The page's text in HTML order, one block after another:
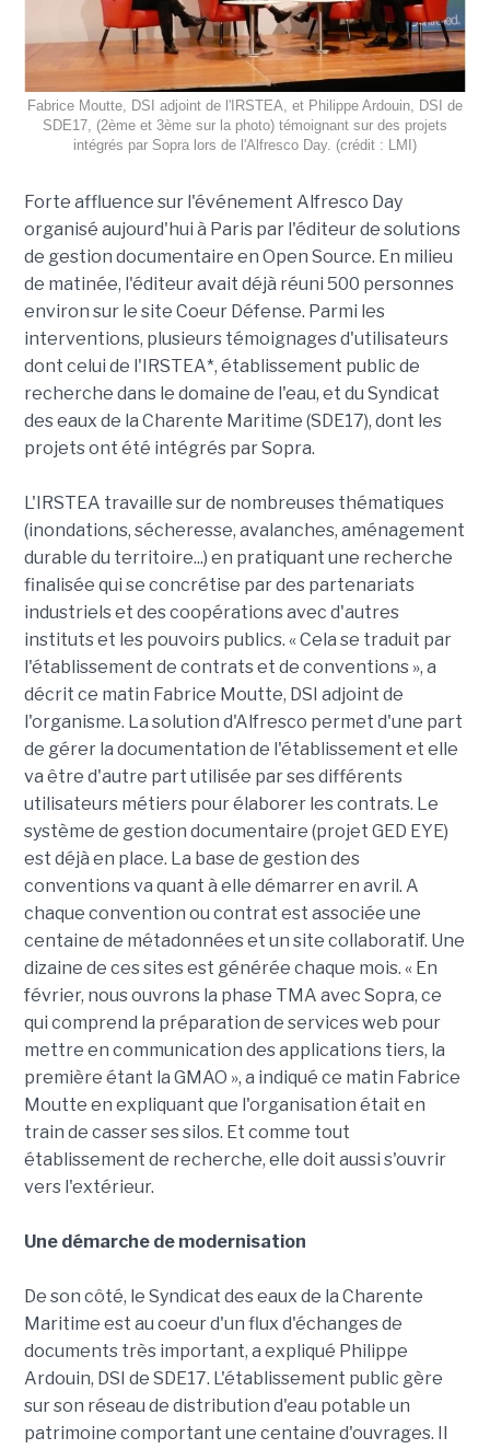
Fabrice Moutte, DSI adjoint de l'IRSTEA, et Philippe Ardouin, DSI de
SDE17, (2ème et 3ème sur la photo) témoignant sur des projets
intégrés par Sopra lors de l'Alfresco Day. (crédit : LMI)
Forte affluence sur l'événement Alfresco Day
organisé aujourd'hui à Paris par l'éditeur de solutions
de gestion documentaire en Open Source. En milieu
de matinée, l'éditeur avait déjà réuni 500 personnes
environ sur le site Coeur Défense. Parmi les
interventions, plusieurs témoignages d'utilisateurs
dont celui de l'IRSTEA*, établissement public de
recherche dans le domaine de l'eau, et du Syndicat
des eaux de la Charente Maritime (SDE17), dont les
projets ont été intégrés par Sopra.
L'IRSTEA travaille sur de nombreuses thématiques
(inondations, sécheresse, avalanches, aménagement
durable du territoire...) en pratiquant une recherche
finalisée qui se concrétise par des partenariats
industriels et des coopérations avec d'autres
instituts et les pouvoirs publics. « Cela se traduit par
l'établissement de contrats et de conventions », a
décrit ce matin Fabrice Moutte, DSI adjoint de
l'organisme. La solution d'Alfresco permet d'une part
de gérer la documentation de l'établissement et elle
va être d'autre part utilisée par ses différents
utilisateurs métiers pour élaborer les contrats. Le
système de gestion documentaire (projet GED EYE)
est déjà en place. La base de gestion des
conventions va quant à elle démarrer en avril. A
chaque convention ou contrat est associée une
centaine de métadonnées et un site collaboratif. Une
dizaine de ces sites est générée chaque mois. « En
février, nous ouvrons la phase TMA avec Sopra, ce
qui comprend la préparation de services web pour
mettre en communication des applications tiers, la
première étant la GMAO », a indiqué ce matin Fabrice
Moutte en expliquant que l'organisation était en
train de casser ses silos. Et comme tout
établissement de recherche, elle doit aussi s'ouvrir
vers l'extérieur.
Une démarche de modernisation
De son côté, le Syndicat des eaux de la Charente
Maritime est au coeur d'un flux d'échanges de
documents très important, a expliqué Philippe
Ardouin, DSI de SDE17. L'établissement public gère
sur son réseau de distribution d'eau potable un
patrimoine comportant une centaine d'ouvrages. Il